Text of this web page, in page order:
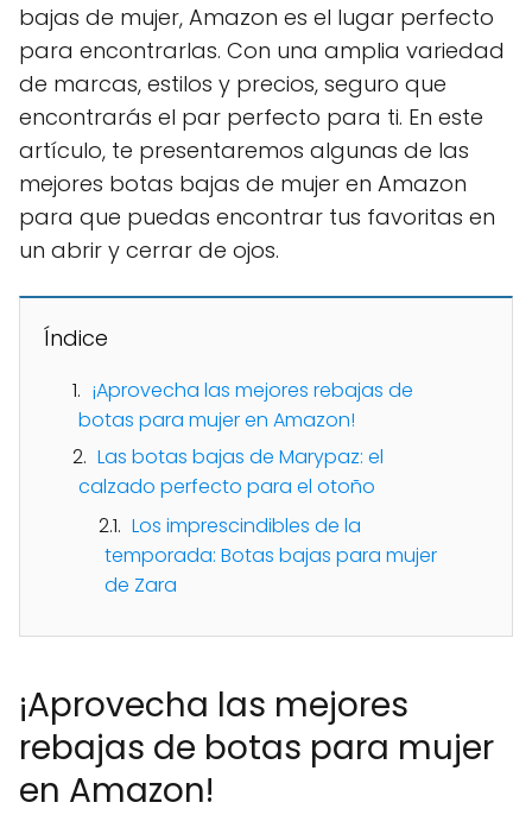
bajas de mujer, Amazon es el lugar perfecto
para encontrarlas. Con una amplia variedad
de marcas, estilos y precios, seguro que
encontrarás el par perfecto para ti. En este
artículo, te presentaremos algunas de las
mejores botas bajas de mujer en Amazon
para que puedas encontrar tus favoritas en
un abrir y cerrar de ojos.
Índice
¡Aprovecha las mejores rebajas de
botas para mujer en Amazon!
Las botas bajas de Marypaz: el
calzado perfecto para el otoño
Los imprescindibles de la
temporada: Botas bajas para mujer
de Zara
¡Aprovecha las mejores
rebajas de botas para mujer
en Amazon!